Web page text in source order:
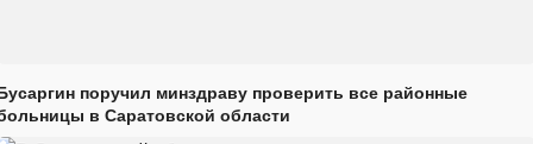
поручил минздраву проверить все районные
в Саратовской области